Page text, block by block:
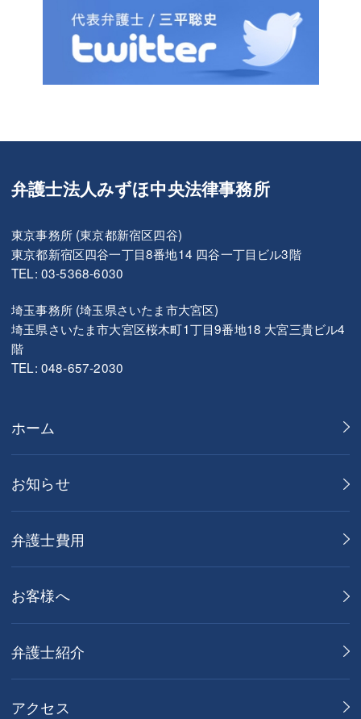
弁護士法人みずほ中央法律事務所
東京事務所 (東京都新宿区四谷)
東京都新宿区四谷一丁目8番地14 四谷一丁目ビル3階
TEL: 03-5368-6030
埼玉事務所 (埼玉県さいたま市大宮区)
埼玉県さいたま市大宮区桜木町1丁目9番地18 大宮三貴ビル4
階
TEL: 048-657-2030
ホーム
お知らせ
弁護士費用
お客様へ
弁護士紹介
アクセス